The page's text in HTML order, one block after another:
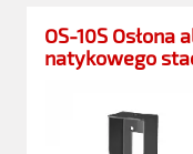
OS-10S
natykowego